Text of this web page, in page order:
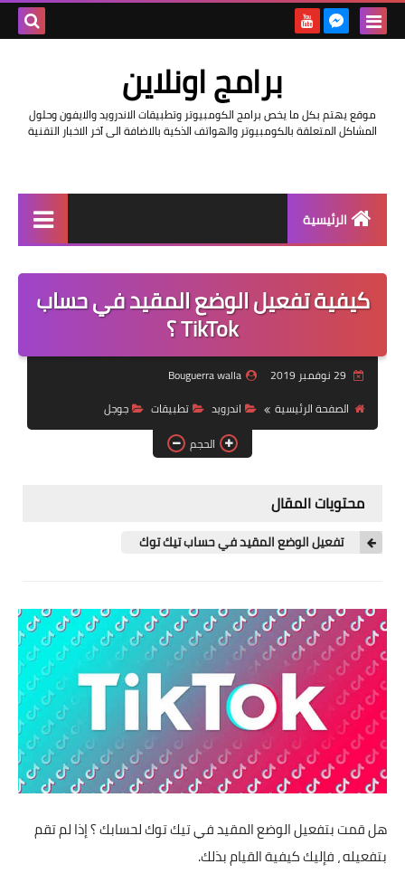
برامج اونلاين
موقع يهتم بكل ما يخص برامج الكومبيوتر وتطبيقات الاندرويد والايفون وحلول
المشاكل المتعلقة بالكومبيوتر والهواتف الذكية بالاضافة الى آخر الاخبار التقنية
الرئيسية
مراجعات
حماية
اندرويد
آيفون
ويندوز
جوجل
فيسبوك
بلوجر
مقالات
العاب
تطبيقات
كيفية تفعيل الوضع المقيد في حساب
TikTok ؟
Bouguerra walla
الصفحة الرئيسية
اندرويد تطبيقات
جوجل
الحجم
محتويات المقال
تفعيل الوضع المقيد في حساب تيك توك
هل قمت بتفعيل الوضع المقيد في تيك توك لحسابك ؟ إذا لم تقم
بتفعيله ، فإليك كيفية القيام بذلك.